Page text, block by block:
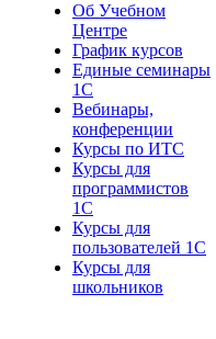
Об Учебном
Центре
График курсов
Единые семинары
1С
Вебинары,
конференции
Курсы по ИТС
Курсы для
программистов
1С
Курсы для
пользователей 1С
Курсы для
школьников